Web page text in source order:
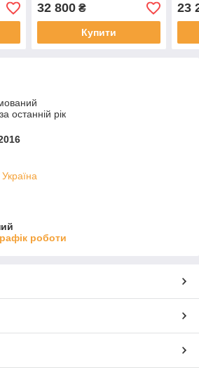
32 800₴
Купити
23
останній рік
роботи